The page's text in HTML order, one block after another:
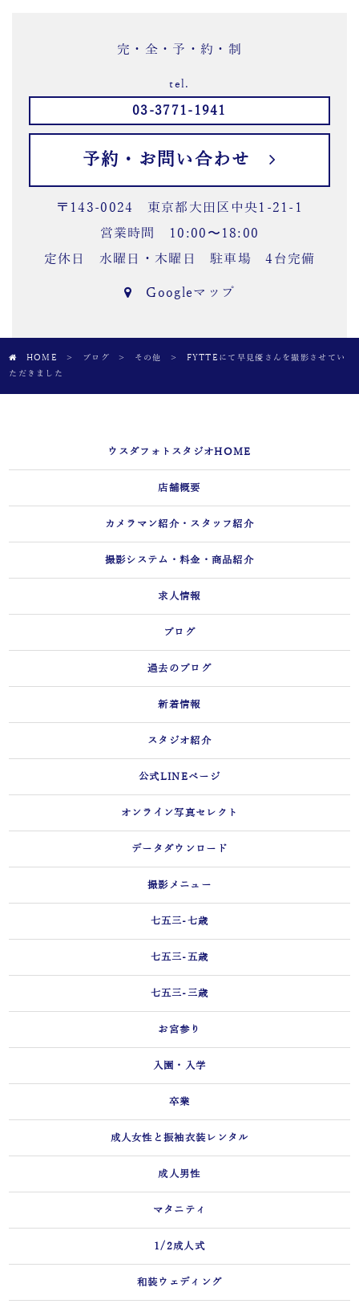
完・全・予・約・制
tel.
03-3771-1941
予約・お問い合わせ
〒143-0024 東京都大田区中央1-21-1
営業時間 10:00〜18:00
定休日 水曜日・木曜日 駐車場 4台完備
Googleマップ
HOME > ブログ > その他 > FYTTEにて早見優さんを撮影させてい
ただきました
ウスダフォトスタジオHOME
店舗概要
カメラマン紹介・スタッフ紹介
撮影システム・料金・商品紹介
求人情報
ブログ
過去のブログ
新着情報
スタジオ紹介
公式LINEページ
オンライン写真セレクト
データダウンロード
撮影メニュー
七五三-七歳
七五三-五歳
七五三-三歳
お宮参り
入園・入学
卒業
成人女性と振袖衣装レンタル
成人男性
マタニティ
1/2成人式
和装ウェディング